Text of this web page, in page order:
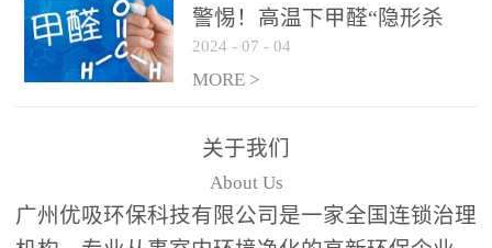
警惕！高温下甲醛“隐形杀
手”来袭，你的家安全吗？
2024 - 07 - 04
MORE >
关于我们
About Us
广州优吸环保科技有限公司是一家全国连锁治理